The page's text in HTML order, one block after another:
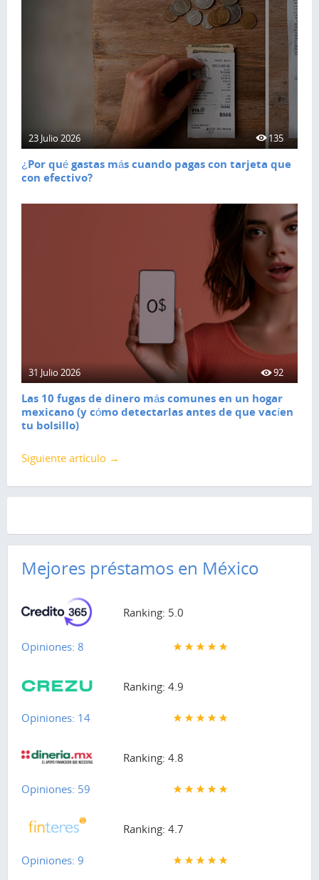
23 Julio 2026 135
¿Por qué gastas más cuando pagas con tarjeta que
con efectivo?
31 Julio 2026 92
Las 10 fugas de dinero más comunes en un hogar
mexicano (y cómo detectarlas antes de que vacíen
tu bolsillo)
Siguiente artículo →
Mejores préstamos en México
Ranking: 5.0
Opiniones: 8
Ranking: 4.9
Opiniones: 14
Ranking: 4.8
Opiniones: 59
Ranking: 4.7
Opiniones: 9